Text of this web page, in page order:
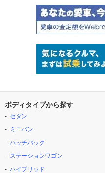
ボディタイプから探す
セダン
ミニバン
ハッチバック
ステーションワゴン
ハイブリッド